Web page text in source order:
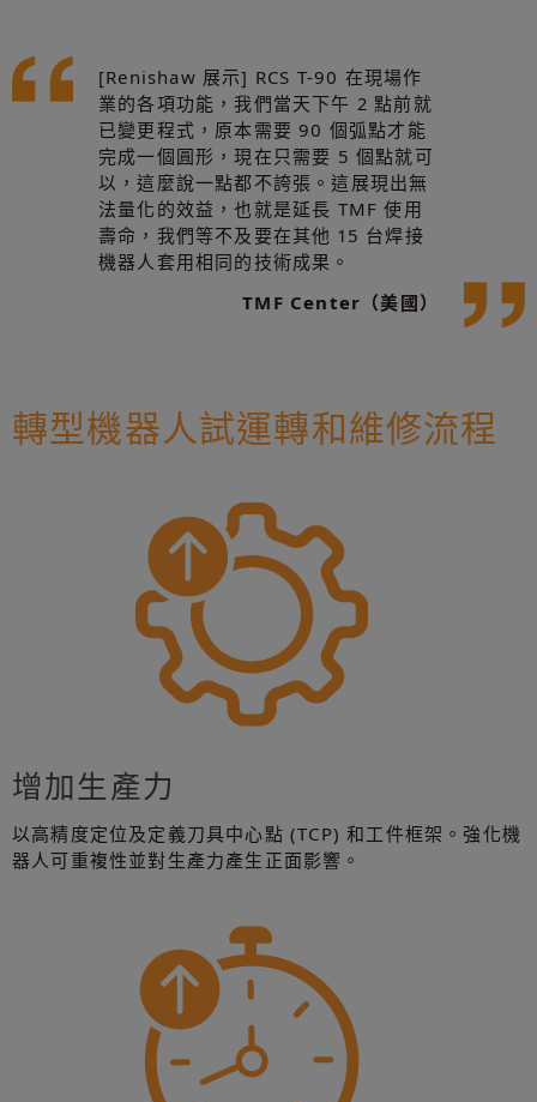
[Renishaw 展示] RCS T-90 在現場作
業的各項功能，我們當天下午 2 點前就
已變更程式，原本需要 90 個弧點才能
完成一個圓形，現在只需要 5 個點就可
以，這麼說一點都不誇張。這展現出無
法量化的效益，也就是延長 TMF 使用
壽命，我們等不及要在其他 15 台焊接
機器人套用相同的技術成果。
TMF Center（美國）
轉型機器人試運轉和維修流程
增加生產力
以高精度定位及定義刀具中心點 (TCP) 和工件框架。強化機
器人可重複性並對生產力產生正面影響。